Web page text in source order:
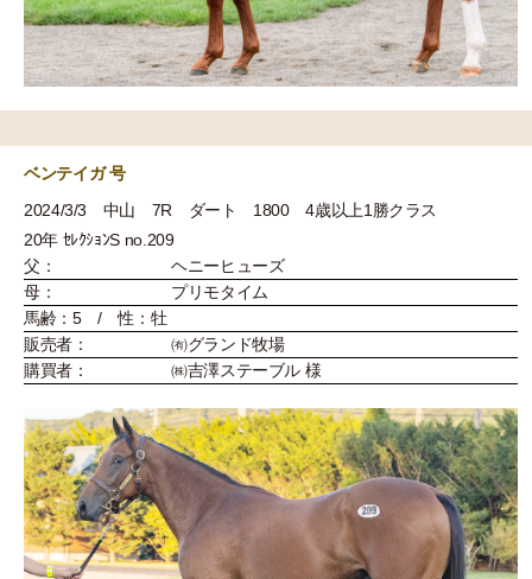
ベンテイガ 号
2024/3/3 中山 7R ダート 1800 4歳以上1勝クラス
20年 ｾﾚｸｼｮﾝS no.209
父：
ヘニーヒューズ
母：
プリモタイム
馬齢：5 / 性：牡
販売者：
㈲グランド牧場
購買者：
㈱吉澤ステーブル 様